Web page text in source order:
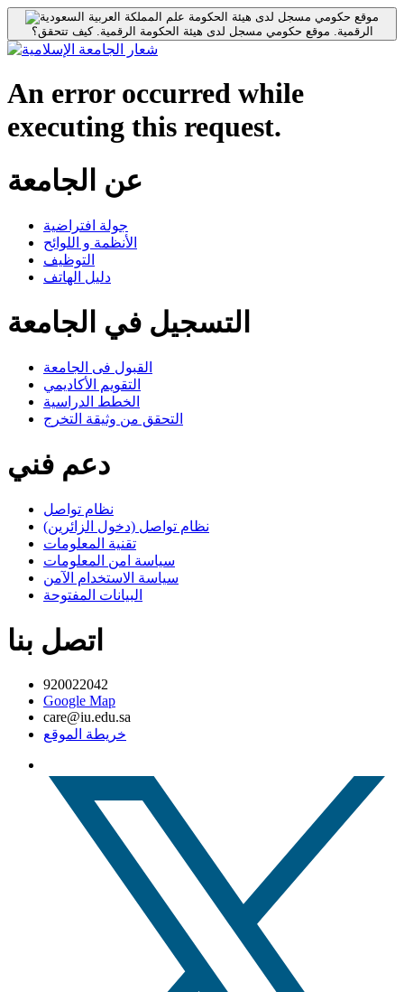
موقع حكومي مسجل لدى هيئة الحكومة
الرقمية. موقع حكومي مسجل لدى هيئة الحكومة الرقمية.كيف تتحقق؟
An error occurred while
executing this request.
عن الجامعة
جولة افتراضية
الأنظمة و اللوائح
التوظيف
دليل الهاتف
التسجيل في الجامعة
القبول فى الجامعة
التقويم الأكاديمي
الخطط الدراسية
التحقق من وثيقة التخرج
دعم فني
نظام تواصل
نظام تواصل (دخول الزائرين)
تقنية المعلومات
سياسة امن المعلومات
سياسة الاستخدام الآمن
البيانات المفتوحة
اتصل بنا
920022042
Google Map
care@iu.edu.sa
خريطة الموقع